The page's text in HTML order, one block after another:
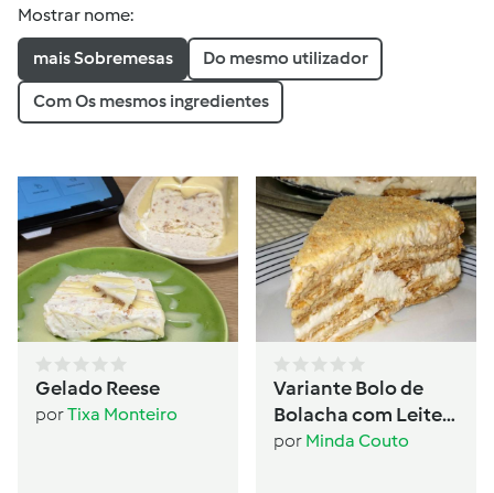
Mostrar nome:
mais Sobremesas Do mesmo utilizador
Com Os mesmos ingredientes
Gelado Reese
porTixa Monteiro
Variante Bolo de
Bolacha com Leite
Condensado
por Minda Couto